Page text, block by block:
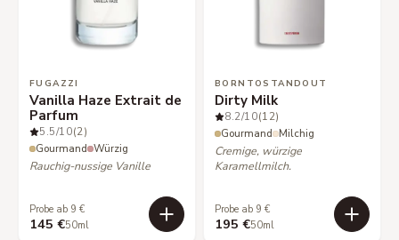
FUGAZZI
Vanilla Haze Extrait de
Parfum
5.5/10(2)
Gourmand Würzig
Rauchig-nussige Vanille
Probe ab 9 €
145 €50ml
BORNTOSTANDOUT
Dirty Milk
8.2/10(12)
Gourmand Milchig
Cremige, würzige
Karamellmilch.
Probe ab 9 €
195 €50ml